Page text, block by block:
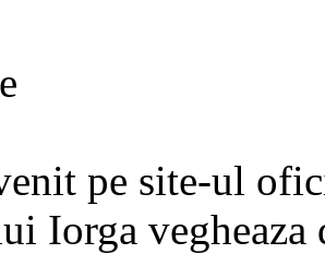
pe site-ul
Iorga